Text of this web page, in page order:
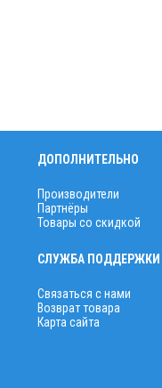
ДОПОЛНИТЕЛЬНО
Производители
Партнёры
Товары со скидкой
СЛУЖБА ПОДДЕРЖКИ
Связаться с нами
Возврат товара
Карта сайта